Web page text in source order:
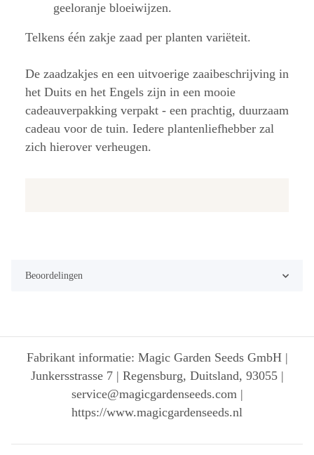
geeloranje bloeiwijzen.
Telkens één zakje zaad per planten variëteit.
De zaadzakjes en een uitvoerige zaaibeschrijving in
het Duits en het Engels zijn in een mooie
cadeauverpakking verpakt - een prachtig, duurzaam
cadeau voor de tuin. Iedere plantenliefhebber zal
zich hierover verheugen.
Beoordelingen
Fabrikant informatie: Magic Garden Seeds GmbH |
Junkersstrasse 7 | Regensburg, Duitsland, 93055 |
service@magicgardenseeds.com |
https://www.magicgardenseeds.nl